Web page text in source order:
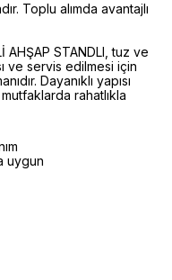
Toplu alımda avantajlı
AHŞAP STANDLI, tuz ve
ve servis edilmesi için
Dayanıklı yapısı
rahatlıkla
uygun